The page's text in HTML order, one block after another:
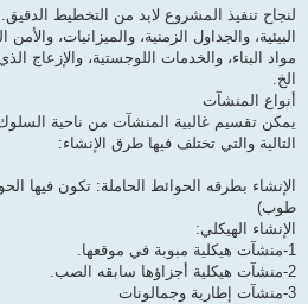
لنجاح تنفيذ المشروع لابد من التخطيط الدقيق.
البيئية، والجداول الزمنية، والميزانيات،
مواد البناء، والخدمات اللوجستية، والإزعاج
الخ.
أنواع المنشآت
يمكن تقسيم غالبية المنشآت من ناحية السلوك
التالية والتي تختلف فيها طرق الإنشاء:
الإنشاء بطرقه الحوائط الحاملة: تكون فيها
طوب)
الإنشاء الهيكلي:
1-منشآت هيكلية مبوبة في موقعها.
2-منشآت هيكلية أجزاؤها سابقه الصب.
3-منشآت إطارية وجمالونات